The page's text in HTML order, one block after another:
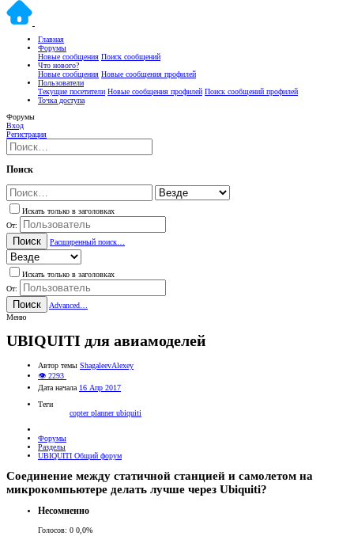
Главная
Форумы
Новые сообщения Поиск сообщений
Что нового?
Новые сообщения Новые сообщения профилей
Пользователи
Текущие посетители Новые сообщения профилей Поиск сообщений профилей
Точка доступа
Форумы
Вход
Регистрация
Поиск
Искать только в заголовках
От:
Поиск Расширенный поиск…
Искать только в заголовках
От:
Поиск
Advanced…
Меню
UBIQUITI для авиамоделей
Автор темы ShagaleevAlexey
👁 2293
Дата начала 16 Апр 2017
Теги
copterplannerubiquiti
Форумы
Разделы
UBIQUITI Общий форум
Соединение между статичной станцией и самолетом на
микрокомпьютере делать лучше через Ubiquiti?
Несомненно
Голосов: 0 0,0%